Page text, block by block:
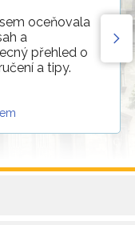
oceňovala
a
přehled o
a tipy.